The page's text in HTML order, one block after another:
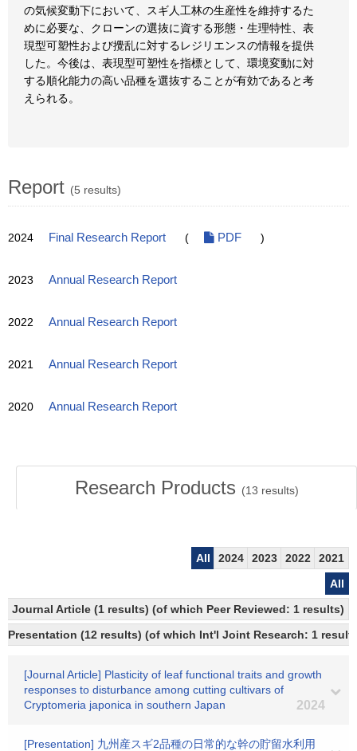
の気候変動下において、スギ人工林の生産性を維持するた
めに必要な、クローンの選抜に資する形態・生理特性、表
現型可塑性および攪乱に対するレジリエンスの情報を提供
した。今後は、表現型可塑性を指標として、環境変動に対
する順化能力の高い品種を選抜することが有効であると考
えられる。
Report (5 results)
2024 Final Research Report ( PDF )
2023 Annual Research Report
2022 Annual Research Report
2021 Annual Research Report
2020 Annual Research Report
Research Products (13 results)
All 2024 2023 2022
2021
All
Journal Article (1 results) (of which Peer Reviewed: 1 results)
Presentation (12 results) (of which Int'l Joint Research: 1
[Journal Article] Plasticity of leaf functional traits and growth
responses to disturbance among cutting cultivars of
Cryptomeria japonica in southern Japan
2024
[Presentation] 九州産スギ2品種の日常的な幹の貯留水利用